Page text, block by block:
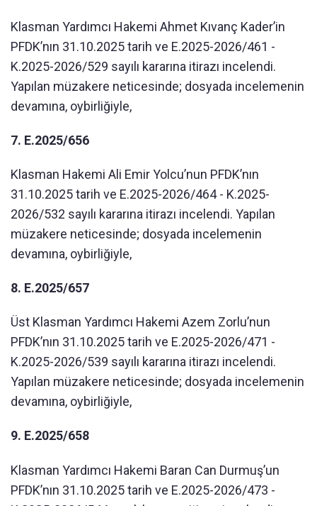
Klasman Yardımcı Hakemi Ahmet Kıvanç Kader’in
PFDK’nın 31.10.2025 tarih ve E.2025-2026/461 -
K.2025-2026/529 sayılı kararına itirazı incelendi.
Yapılan müzakere neticesinde; dosyada incelemenin
devamına, oybirliğiyle,
7. E.2025/656
Klasman Hakemi Ali Emir Yolcu’nun PFDK’nın
31.10.2025 tarih ve E.2025-2026/464 - K.2025-
2026/532 sayılı kararına itirazı incelendi. Yapılan
müzakere neticesinde; dosyada incelemenin
devamına, oybirliğiyle,
8. E.2025/657
Üst Klasman Yardımcı Hakemi Azem Zorlu’nun
PFDK’nın 31.10.2025 tarih ve E.2025-2026/471 -
K.2025-2026/539 sayılı kararına itirazı incelendi.
Yapılan müzakere neticesinde; dosyada incelemenin
devamına, oybirliğiyle,
9. E.2025/658
Klasman Yardımcı Hakemi Baran Can Durmuş’un
PFDK’nın 31.10.2025 tarih ve E.2025-2026/473 -